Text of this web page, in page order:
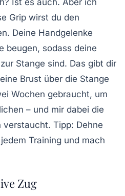
Grip wirst du den
Deine Handgelenke
beugen, sodass deine
Stange sind. Das gibt dir
Brust über die Stange
Wochen gebraucht, um
– und mir dabei die
Tipp: Dehne
Training und mach
Zug